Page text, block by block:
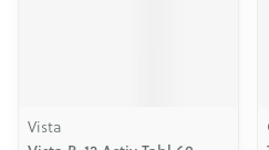
Vista